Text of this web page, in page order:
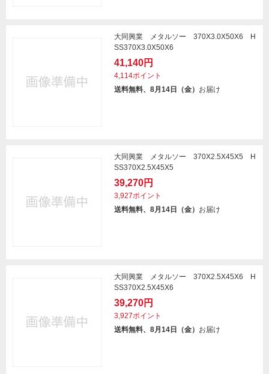
大同興業 メタルソー 370X3.0X50X6 H
SS370X3.0X50X6
41,140円
4,114ポイント
送料無料、8月14日（金） お届け
大同興業 メタルソー 370X2.5X45X5 H
SS370X2.5X45X5
39,270円
3,927ポイント
送料無料、8月14日（金） お届け
大同興業 メタルソー 370X2.5X45X6 H
SS370X2.5X45X6
39,270円
3,927ポイント
送料無料、8月14日（金） お届け